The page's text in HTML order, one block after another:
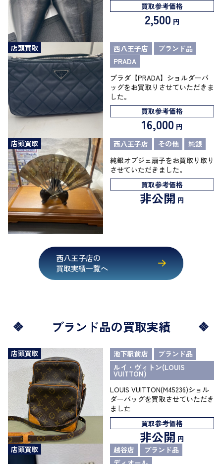
買取参考価格
2,500 円
店頭買取 西八王子店
ブランド品
PRADA
プラダ【PRADA】ショルダーバ
ッグをお買取りさせていただきま
した。
買取参考価格
16,000 円
店頭買取
西八王子店 その他
純銀
純銀オブジェ扇子をお買取り取り
させていただきました。
買取参考価格
非公開 円
西八王子店の
買取実績一覧へ
ブランド品の買取実績
店頭買取 池下駅前店
ブランド品
ルイ・ヴィトン(LOUIS
VUITTON)
LOUIS VUITTON(M45236)ショル
ダーバッグを買取させていただき
ました
買取参考価格
非公開 円
店頭買取
越谷店
ブランド品